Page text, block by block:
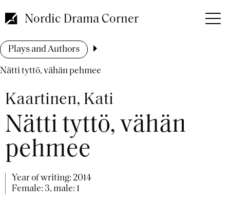
to
main
Nordic Drama Corner
Breadcrumb
Plays and Authors
Nätti tyttö, vähän pehmee
Kaartinen, Kati
Nätti tyttö, vähän
pehmee
Year of writing: 2014
Female: 3, male: 1